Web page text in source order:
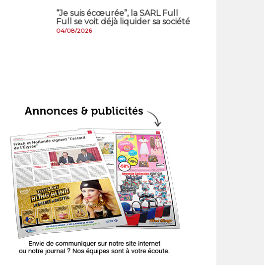
​“Je suis écœurée”, la SARL Full
Full se voit déjà liquider sa société
04/08/2026